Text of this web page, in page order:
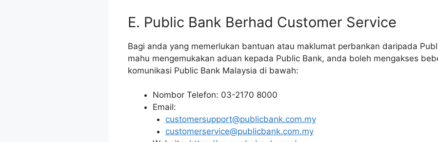
E. Public Bank Berhad Customer Service
Bagi anda yang memerlukan bantuan atau maklumat perbankan daripada
mahu mengemukakan aduan kepada Public Bank, anda boleh mengakses
komunikasi Public Bank Malaysia di bawah:
Nombor Telefon: 03-2170 8000
Email:
customersupport@publicbank.com.my
customerservice@publicbank.com.my